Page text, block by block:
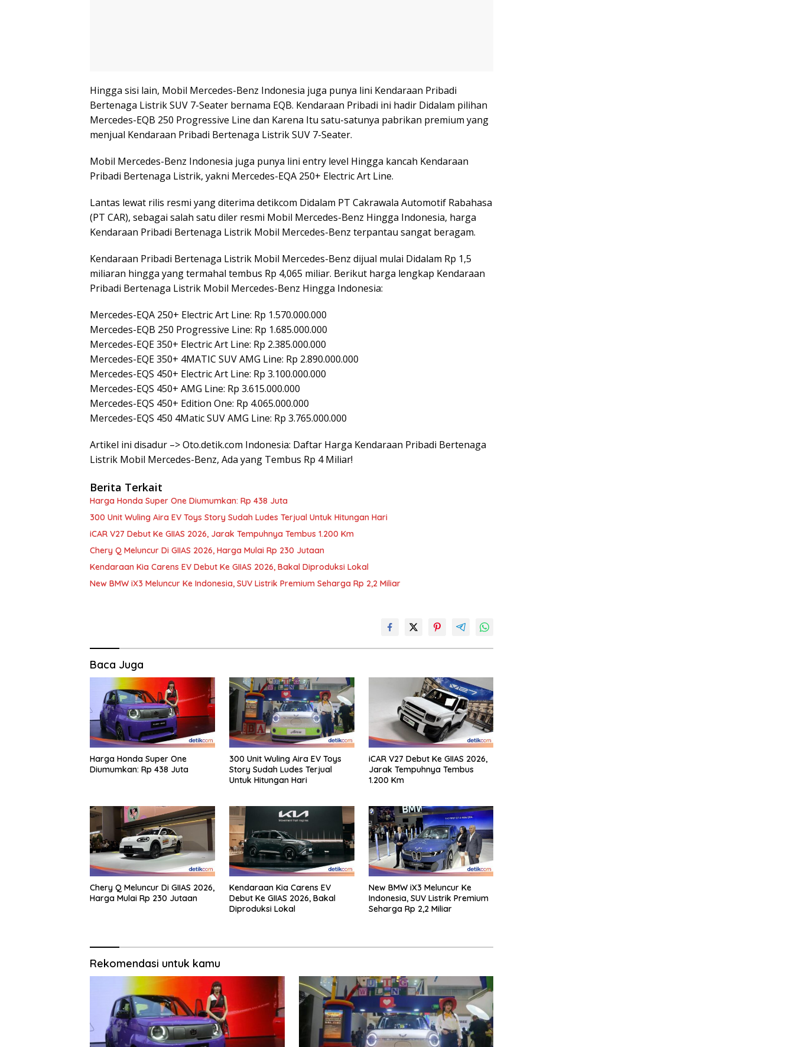
Hingga sisi lain, Mobil Mercedes-Benz Indonesia juga punya lini Kendaraan Pribadi
Bertenaga Listrik SUV 7-Seater bernama EQB. Kendaraan Pribadi ini hadir Didalam pilihan
Mercedes-EQB 250 Progressive Line dan Karena Itu satu-satunya pabrikan premium yang
menjual Kendaraan Pribadi Bertenaga Listrik SUV 7-Seater.
Mobil Mercedes-Benz Indonesia juga punya lini entry level Hingga kancah Kendaraan
Pribadi Bertenaga Listrik, yakni Mercedes-EQA 250+ Electric Art Line.
Lantas lewat rilis resmi yang diterima detikcom Didalam PT Cakrawala Automotif Rabahasa
(PT CAR), sebagai salah satu diler resmi Mobil Mercedes-Benz Hingga Indonesia, harga
Kendaraan Pribadi Bertenaga Listrik Mobil Mercedes-Benz terpantau sangat beragam.
Kendaraan Pribadi Bertenaga Listrik Mobil Mercedes-Benz dijual mulai Didalam Rp 1,5
miliaran hingga yang termahal tembus Rp 4,065 miliar. Berikut harga lengkap Kendaraan
Pribadi Bertenaga Listrik Mobil Mercedes-Benz Hingga Indonesia:
Mercedes-EQA 250+ Electric Art Line: Rp 1.570.000.000
Mercedes-EQB 250 Progressive Line: Rp 1.685.000.000
Mercedes-EQE 350+ Electric Art Line: Rp 2.385.000.000
Mercedes-EQE 350+ 4MATIC SUV AMG Line: Rp 2.890.000.000
Mercedes-EQS 450+ Electric Art Line: Rp 3.100.000.000
Mercedes-EQS 450+ AMG Line: Rp 3.615.000.000
Mercedes-EQS 450+ Edition One: Rp 4.065.000.000
Mercedes-EQS 450 4Matic SUV AMG Line: Rp 3.765.000.000
Artikel ini disadur –> Oto.detik.com Indonesia: Daftar Harga Kendaraan Pribadi Bertenaga
Listrik Mobil Mercedes-Benz, Ada yang Tembus Rp 4 Miliar!
Berita Terkait
Harga Honda Super One Diumumkan: Rp 438 Juta
300 Unit Wuling Aira EV Toys Story Sudah Ludes Terjual Untuk Hitungan Hari
iCAR V27 Debut Ke GIIAS 2026, Jarak Tempuhnya Tembus 1.200 Km
Chery Q Meluncur Di GIIAS 2026, Harga Mulai Rp 230 Jutaan
Kendaraan Kia Carens EV Debut Ke GIIAS 2026, Bakal Diproduksi Lokal
New BMW iX3 Meluncur Ke Indonesia, SUV Listrik Premium Seharga Rp 2,2 Miliar
Baca Juga
Harga Honda Super One
Diumumkan: Rp 438 Juta
300 Unit Wuling Aira EV Toys
Story Sudah Ludes Terjual
Untuk Hitungan Hari
iCAR V27 Debut Ke GIIAS 2026,
Jarak Tempuhnya Tembus
1.200 Km
Chery Q Meluncur Di GIIAS 2026,
Harga Mulai Rp 230 Jutaan
Kendaraan Kia Carens EV
Debut Ke GIIAS 2026, Bakal
Diproduksi Lokal
New BMW iX3 Meluncur Ke
Indonesia, SUV Listrik Premium
Seharga Rp 2,2 Miliar
Rekomendasi untuk kamu